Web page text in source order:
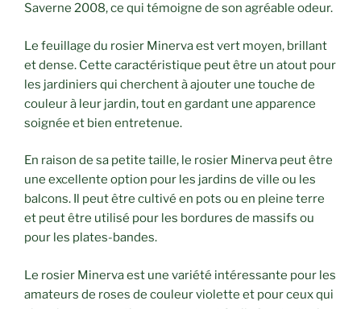
Saverne 2008, ce qui témoigne de son agréable odeur.
Le feuillage du rosier Minerva est vert moyen, brillant
et dense. Cette caractéristique peut être un atout pour
les jardiniers qui cherchent à ajouter une touche de
couleur à leur jardin, tout en gardant une apparence
soignée et bien entretenue.
En raison de sa petite taille, le rosier Minerva peut être
une excellente option pour les jardins de ville ou les
balcons. Il peut être cultivé en pots ou en pleine terre
et peut être utilisé pour les bordures de massifs ou
pour les plates-bandes.
Le rosier Minerva est une variété intéressante pour les
amateurs de roses de couleur violette et pour ceux qui